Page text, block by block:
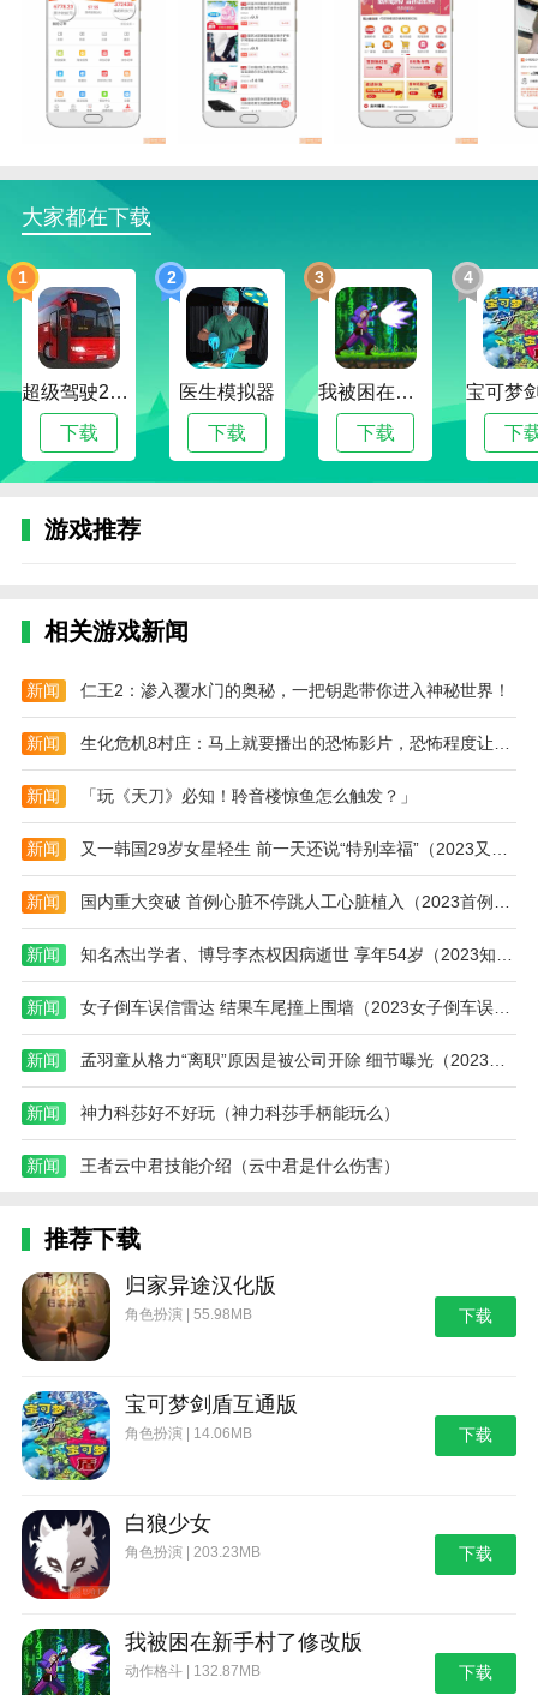
指上返函数
1.一路抢购特区。只要划分好这些区域，就可以轻松找
到想要的优惠商品。
2.如果想买多个产品，不妨去厂家直销区免费下载指上
3.这可能是一些工厂直接批发供应的。在这里下单，可
以得到相应的出厂价。
指上返亮点
1.指上返有一个方便的导购区，里面有很多优惠活动的
信息。
2.你买的越多，你能节省的就越多。这里有多种激励形
式。
3.不仅可以在购买过程中获得相应的返利补贴，还可以
为用户设置邀请奖励和各种优惠方式。
指上返优势
2.时尚行业。市场上有各种流行的时尚产品在应用。也
可以加入新潮社区进行交流。
3.指上返是一款针对年轻人的购物应用，在这里可以买
到很多优质商品。
4.快速退款。如果你不需要这些商品，你可以直接退
款。退款会很快。
大家都在下载
1
超级驾驶2022内置作弊菜单版
下载
2
医生模拟器
下载
3
我被困在新手村了修改版
下载
4
下
游戏推荐
相关游戏新闻
新闻 仁王2：渗入覆水门的奥秘，一把钥匙带你进入神秘世界！
新闻 生化危机8村庄：马上就要播出的恐怖影片，恐怖程度让人咋舌！
新闻 「玩《天刀》必知！聆音楼惊鱼怎么触发？」
新闻
新闻
新闻
新闻 女子倒车误信雷达 结果车尾撞上围墙（2023女子倒车误雷达像撞上围墙）
新闻
新闻 神力科莎好不好玩（神力科莎手柄能玩么）
新闻 王者云中君技能介绍（云中君是什么伤害）
推荐下载
归家异途汉化版
角色扮演 | 55.98MB 下载
宝可梦剑盾互通版
角色扮演 | 14.06MB 下载
白狼少女
角色扮演 | 203.23MB 下载
我被困在新手村了修改版
动作格斗 | 132.87MB 下载